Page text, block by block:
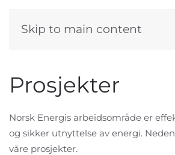
Skip to main content
Prosjekter
Norsk Energis arbeidsområde er
og sikker utnyttelse av energi.
våre prosjekter.